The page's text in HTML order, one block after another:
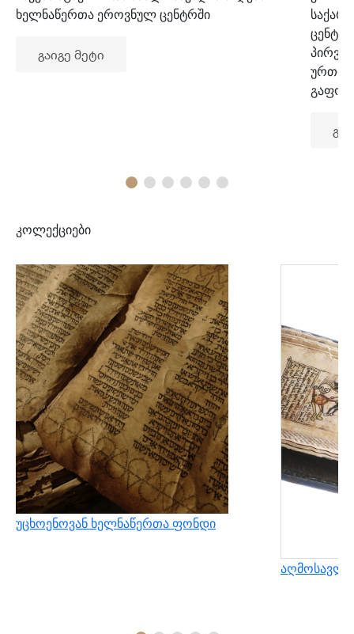
ხელნაწერთა ეროვნულ ცენტრში
გაიგე მეტი
კოლექციები
უცხოენოვან ხელნაწერთა ფონდი